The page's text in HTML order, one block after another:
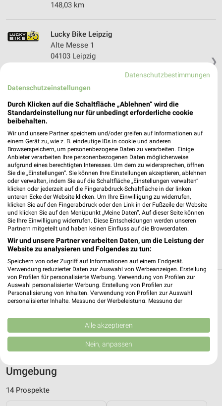
148,03 km
❯
Lucky Bike Leipzig
Alte Messe 1
04103 Leipzig
Heute 10:00 - 19:00 Uhr | Geöffnet
150,10 km
Lucky Bike Erfurt
99086 Erfurt
Heute 10:00 - 19:00 Uhr | Geöffnet
234,64 km
Outdoor Sports Outlet Borna
Gerhart-Hauptmann-Straße 2
04552 Borna
Heute geschlossen
166,38 km
Filialen zum Thema Sport & Freizeit in
Balgstädt
In der Kategorie Sport & Freizeit findest Du aktuelle Filialen und
Öffnungszeiten von z.B. Decathlon, SportScheck und Sport 2000
in der Umgebung vom Balgstädt.
Umgebung
14 Prospekte
Datenschutzbestimmungen
Datenschutzeinstellungen
Durch Klicken auf die Schaltfläche „Ablehnen“ wird die
Standardeinstellung nur für unbedingt erforderliche cookie
beibehalten.
Wir und unsere Partner speichern und/oder greifen auf Informationen auf
einem Gerät zu, wie z. B. eindeutige IDs in cookie und anderen
Browserspeichern, um personenbezogene Daten zu verarbeiten. Einige
Anbieter verarbeiten Ihre personenbezogenen Daten möglicherweise
aufgrund eines berechtigten Interesses. Um dem zu widersprechen, öffnen
Sie die „Einstellungen“. Sie können Ihre Einstellungen akzeptieren, ablehnen
oder verwalten, indem Sie auf die Schaltfläche „Einstellungen verwalten“
klicken oder jederzeit auf die Fingerabdruck-Schaltfläche in der linken
unteren Ecke der Website klicken. Um Ihre Einwilligung zu widerrufen,
klicken Sie auf den Fingerabdruck oder den Link in der Fußzeile der Website
und klicken Sie auf den Menüpunkt „Meine Daten“. Auf dieser Seite können
Sie Ihre Einwilligung widerrufen. Diese Entscheidungen werden unseren
Partnern mitgeteilt und haben keinen Einfluss auf die Browserdaten.
Wir und unsere Partner verarbeiten Daten, um die Leistung der
Website zu analysieren und Folgendes zu tun:
Speichern von oder Zugriff auf Informationen auf einem Endgerät.
Verwendung reduzierter Daten zur Auswahl von Werbeanzeigen. Erstellung
von Profilen für personalisierte Werbung. Verwendung von Profilen zur
Auswahl personalisierter Werbung. Erstellung von Profilen zur
Personalisierung von Inhalten. Verwendung von Profilen zur Auswahl
personalisierter Inhalte. Messung der Werbeleistung. Messung der
Kombinationen von Daten aus verschiedenen Quellen. Entwicklung und
Verbesserung der Angebote. Verwendung reduzierter Daten zur Auswahl
von Inhalten.
Daten können außerhalb der Europäischen Union weitergegeben und in die
USA gesendet werden.
Website/App.
Wir nutzen Ihre Daten für folgende Zwecke:
Alle akzeptieren
Nein, anpassen